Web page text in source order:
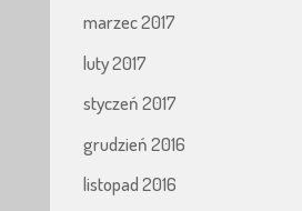
marzec 2017
luty 2017
styczeń 2017
grudzień 2016
listopad 2016